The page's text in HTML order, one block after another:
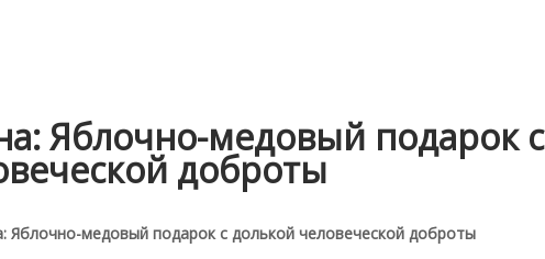
Яблочно-медовый подарок с
доброты
Яблочно-медовый подарок с долькой человеческой доброты